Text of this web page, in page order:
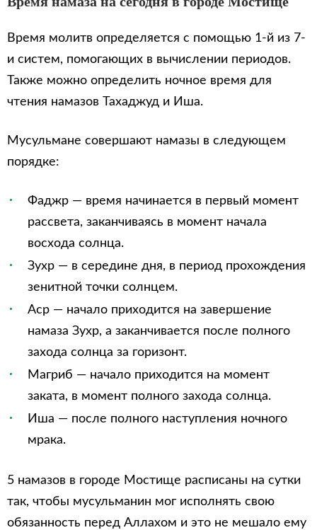
Время молитв определяется с помощью 1-й из 7-
и систем, помогающих в вычислении периодов.
Также можно определить ночное время для
чтения намазов Тахаджуд и Иша.
Мусульмане совершают намазы в следующем
порядке:
Фаджр — время начинается в первый момент
рассвета, заканчиваясь в момент начала
восхода солнца.
Зухр — в середине дня, в период прохождения
зенитной точки солнцем.
Аср — начало приходится на завершение
намаза Зухр, а заканчивается после полного
захода солнца за горизонт.
Магриб — начало приходится на момент
заката, в момент полного захода солнца.
Иша — после полного наступления ночного
мрака.
5 намазов в городе Мостище расписаны на сутки
так, чтобы мусульманин мог исполнять свою
обязанность перед Аллахом и это не мешало ему